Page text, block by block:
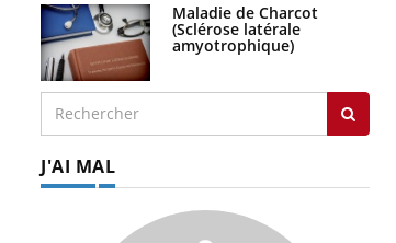
Maladie de Charcot
(Sclérose latérale
amyotrophique)
J'AI MAL